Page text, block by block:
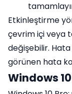
Etkinleştirme
çevrim içi veya
değişebilir.
görünen hata
Windows